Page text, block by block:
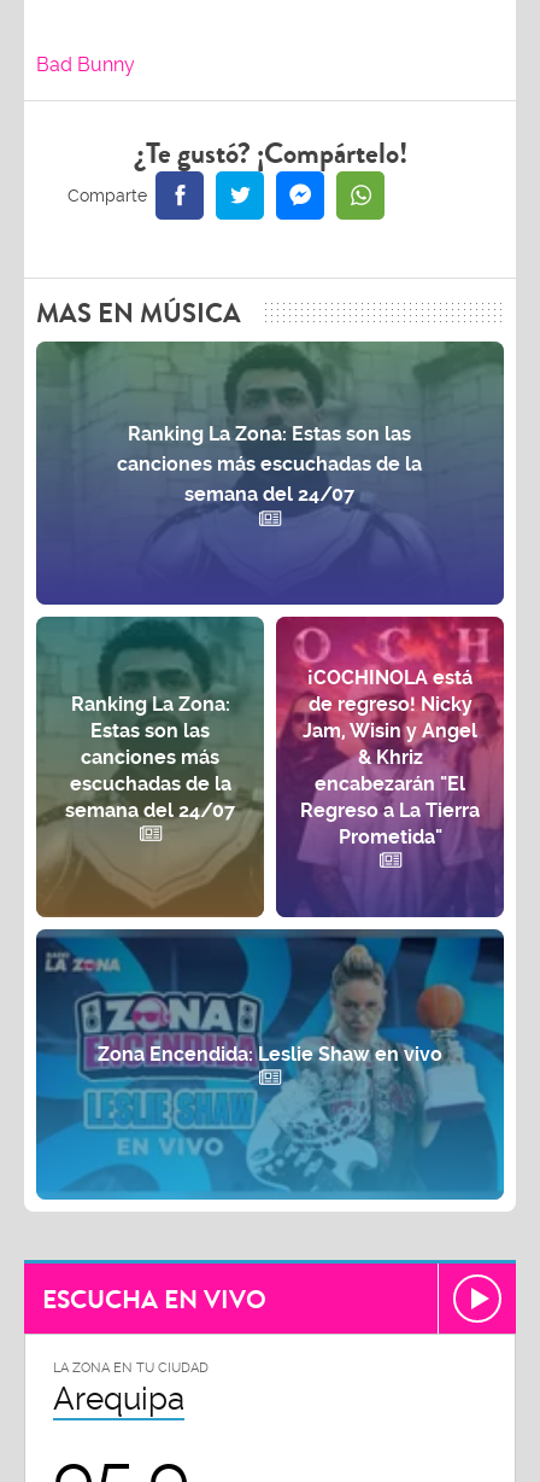
Bad Bunny
¿Te gustó? ¡Compártelo!
MAS EN MÚSICA
Ranking La Zona: Estas son las
canciones más escuchadas de la
semana del 24/07
Ranking La Zona:
Estas son las
canciones más
escuchadas de la
semana del 24/07
¡COCHINOLA está
de regreso! Nicky
Jam, Wisin y Angel
& Khriz
encabezarán "El
Regreso a La Tierra
Prometida"
Zona Encendida: Leslie Shaw en vivo
ESCUCHA EN VIVO
LA ZONA EN TU CIUDAD
Arequipa